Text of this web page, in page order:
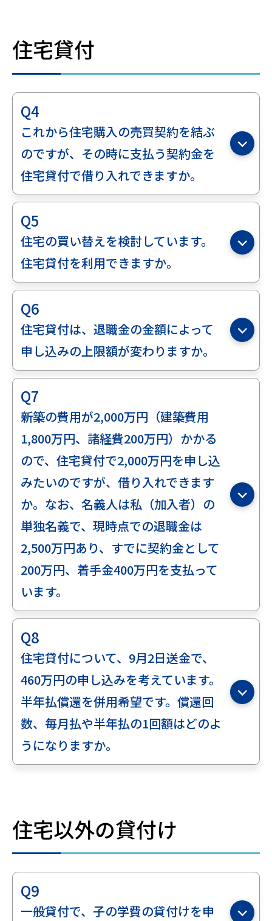
住宅貸付
Q4
これから住宅購入の売買契約を結ぶ
のですが、その時に支払う契約金を
住宅貸付で借り入れできますか。
Q5
住宅の買い替えを検討しています。
住宅貸付を利用できますか。
Q6
住宅貸付は、退職金の金額によって
申し込みの上限額が変わりますか。
Q7
新築の費用が2,000万円（建築費用
1,800万円、諸経費200万円）かかる
ので、住宅貸付で2,000万円を申し込
みたいのですが、借り入れできます
か。なお、名義人は私（加入者）の
単独名義で、現時点での退職金は
2,500万円あり、すでに契約金として
200万円、着手金400万円を支払って
います。
Q8
住宅貸付について、9月2日送金で、
460万円の申し込みを考えています。
半年払償還を併用希望です。償還回
数、毎月払や半年払の1回額はどのよ
うになりますか。
住宅以外の貸付け
Q9
一般貸付で、子の学費の貸付けを申